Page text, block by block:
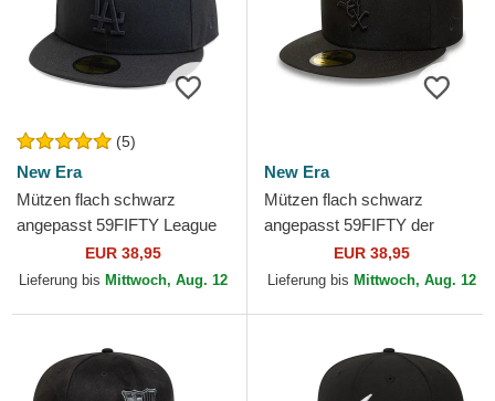
(5)
New Era
Mützen flach schwarz
angepasst 59FIFTY League
Essential der Los Angeles
Dodgers MLB von New Era
EUR 38,95
Lieferung bis Mittwoch, Aug. 12
New Era
Mützen flach schwarz
angepasst 59FIFTY der
Chicago White Sox MLB von
New Era
EUR 38,95
Lieferung bis Mittwoch, Aug. 12